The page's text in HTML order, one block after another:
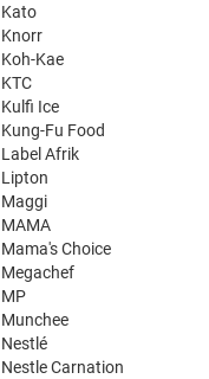
Kato
Knorr
Koh-Kae
KTC
Kulfi Ice
Kung-Fu Food
Label Afrik
Lipton
Maggi
MAMA
Mama's Choice
Megachef
MP
Munchee
Nestlé
Nestle Carnation